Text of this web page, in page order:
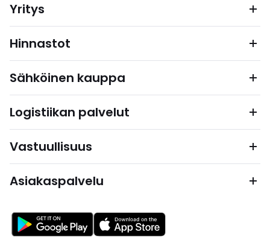
Yritys
Hinnastot
Sähköinen kauppa
Logistiikan palvelut
Vastuullisuus
Asiakaspalvelu